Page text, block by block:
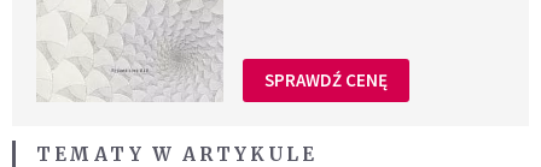
SPRAWDŹ CENĘ
TEMATY W ARTYKULE